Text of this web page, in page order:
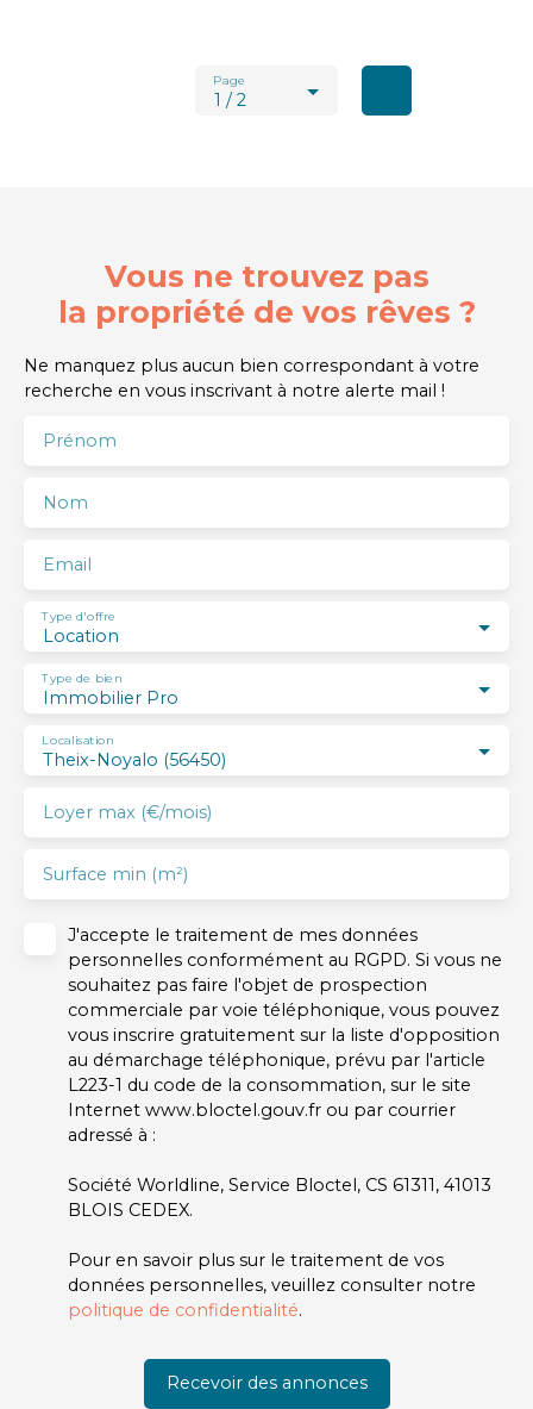
mensuel : 10 175 € HT- Honoraires à la charge du
Preneur : 29 304 € HT soit 35 164,80 € TTC
1 / 2
Page
Vous ne trouvez pas
la propriété de vos rêves ?
Ne manquez plus aucun bien correspondant à votre
recherche en vous inscrivant à notre alerte mail !
Prénom
Nom
Email
Location
Type d'offre
Immobilier Pro
Type de bien
Theix-Noyalo (56450)
Localisation
Loyer max (€/mois)
Surface min (m²)
J'accepte le traitement de mes données
personnelles conformément au RGPD. Si vous ne
souhaitez pas faire l'objet de prospection
commerciale par voie téléphonique, vous pouvez
vous inscrire gratuitement sur la liste d'opposition
au démarchage téléphonique, prévu par l'article
L223-1 du code de la consommation, sur le site
Internet www.bloctel.gouv.fr ou par courrier
adressé à :
Société Worldline, Service Bloctel, CS 61311, 41013
BLOIS CEDEX.
Pour en savoir plus sur le traitement de vos
données personnelles, veuillez consulter notre
politique de confidentialité.
Recevoir des annonces